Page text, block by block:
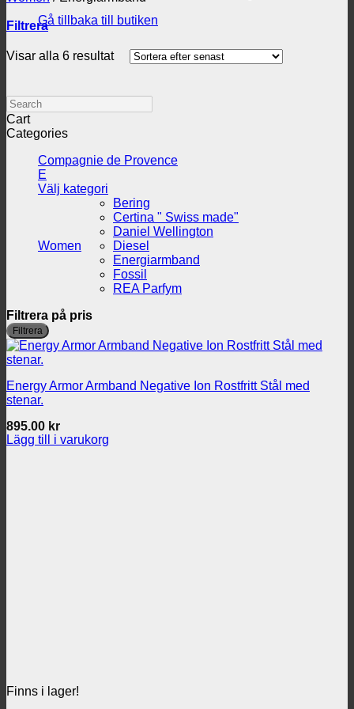
Gå tillbaka till butiken
Filtrera
Visar alla 6 resultatSortera
Search
Cart
Categories
Compagnie de Provence
E
Välj kategori
Women
Bering
Certina " Swiss made"
Daniel Wellington
Diesel
Energiarmband
Fossil
REA Parfym
Filtrera på pris
Filtrera
Energy Armor Armband Negative Ion Rostfritt Stål med
stenar.
895.00 kr
Lägg till i varukorg
Finns i lager!